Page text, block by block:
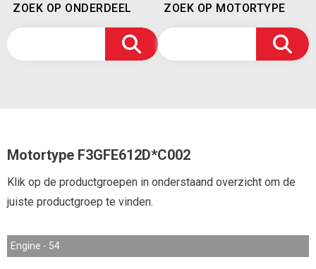
ZOEK OP ONDERDEEL ZOEK OP MOTORTYPE
Motortype F3GFE612D*C002
Klik op de productgroepen in onderstaand overzicht om de
juiste productgroep te vinden.
Engine - 54